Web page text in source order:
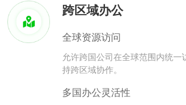
跨区域办公
全球资源访问
允许跨国公司在全球范围内统一
持跨区域协作。
多国办公灵活性